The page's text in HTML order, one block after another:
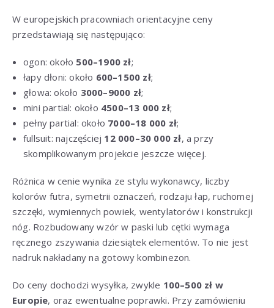
W europejskich pracowniach orientacyjne ceny
przedstawiają się następująco:
ogon: około 500–1900 zł;
łapy dłoni: około 600–1500 zł;
głowa: około 3000–9000 zł;
mini partial: około 4500–13 000 zł;
pełny partial: około 7000–18 000 zł;
fullsuit: najczęściej 12 000–30 000 zł, a przy
skomplikowanym projekcie jeszcze więcej.
Różnica w cenie wynika ze stylu wykonawcy, liczby
kolorów futra, symetrii oznaczeń, rodzaju łap, ruchomej
szczęki, wymiennych powiek, wentylatorów i konstrukcji
nóg. Rozbudowany wzór w paski lub cętki wymaga
ręcznego zszywania dziesiątek elementów. To nie jest
nadruk nakładany na gotowy kombinezon.
Do ceny dochodzi wysyłka, zwykle 100–500 zł w
Europie, oraz ewentualne poprawki. Przy zamówieniu